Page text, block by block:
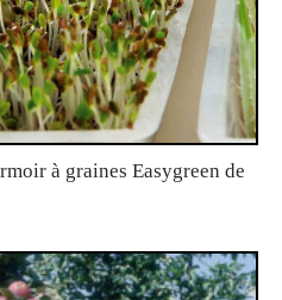
à graines Easygreen de